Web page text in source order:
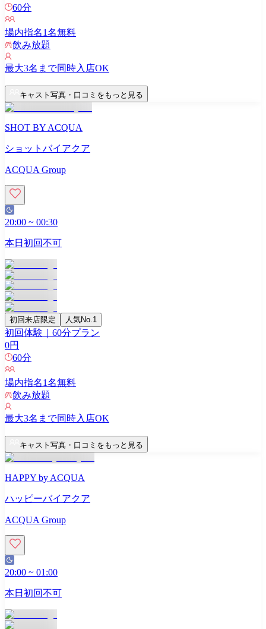
60分
場内指名1名無料
飲み放題
最大3名まで同時入店OK
キャスト写真・口コミをもっと見る
SHOT BY ACQUA
ショットバイアクア
ACQUA Group
20:00 ~ 00:30
本日初回不可
初回来店限定 人気No.1
初回体験｜60分プラン
0円
60分
場内指名1名無料
飲み放題
最大3名まで同時入店OK
キャスト写真・口コミをもっと見る
HAPPY by ACQUA
ハッピーバイアクア
ACQUA Group
20:00 ~ 01:00
本日初回不可